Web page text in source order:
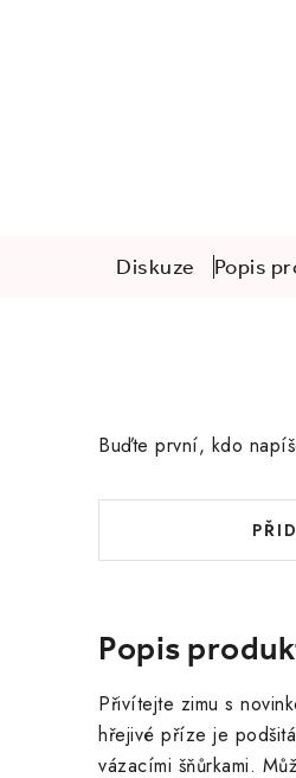
Popis
Diskuze
Popis
Přivítejte zimu s
hřejivé příze je
vázacími šňůrkami.
Buďte první, kdo